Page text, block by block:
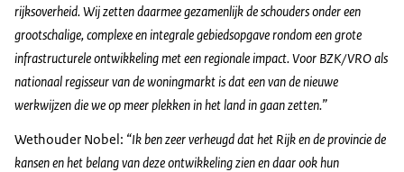
rijksoverheid. Wij zetten daarmee gezamenlijk de schouders onder een
grootschalige, complexe en integrale gebiedsopgave rondom een grote
infrastructurele ontwikkeling met een regionale impact. Voor BZK/VRO als
nationaal regisseur van de woningmarkt is dat een van de nieuwe
werkwijzen die we op meer plekken in het land in gaan zetten.”
Wethouder Nobel: “Ik ben zeer verheugd dat het Rijk en de provincie de
kansen en het belang van deze ontwikkeling zien en daar ook hun